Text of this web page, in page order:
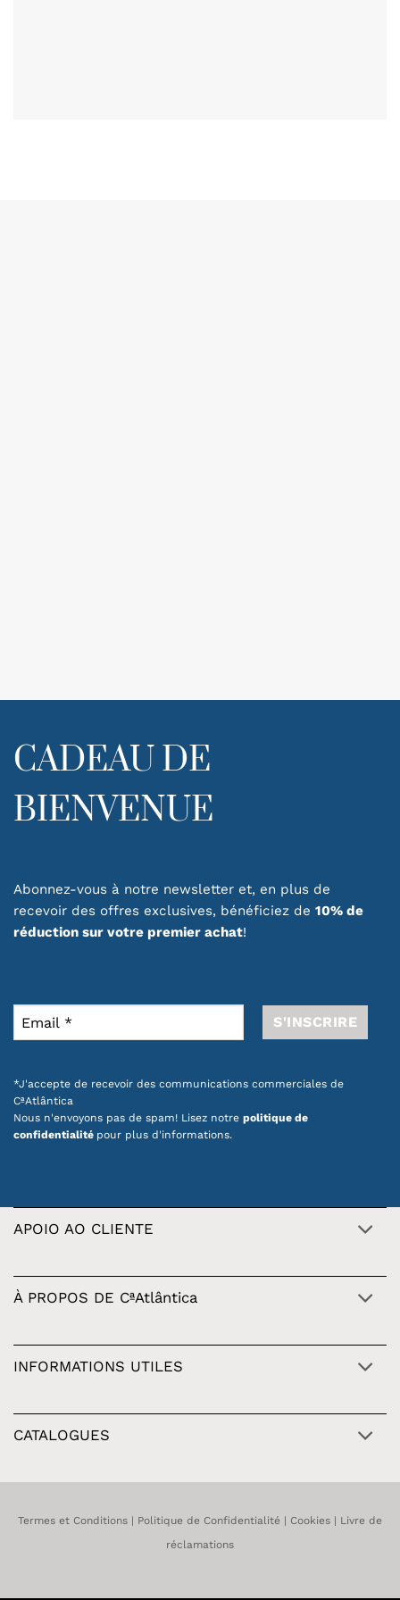
CADEAU DE
BIENVENUE
Abonnez-vous à notre newsletter et, en plus de
recevoir des offres exclusives, bénéficiez de 10% de
réduction sur votre premier achat!
*J'accepte de recevoir des communications commerciales de
CªAtlântica
Nous n'envoyons pas de spam! Lisez notre politique de
confidentialité pour plus d'informations.
APOIO AO CLIENTE
À PROPOS DE CªAtlântica
INFORMATIONS UTILES
CATALOGUES
Termes et Conditions Politique de Confidentialité Cookies
Livre de
réclamations